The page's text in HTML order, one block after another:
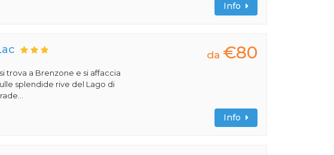
Info
trova a Brenzone e si affaccia
splendide rive del Lago di
da €80
Info